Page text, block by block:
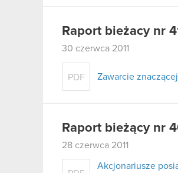
Raport bieżacy nr
30 czerwca 2011
PDF Zawarcie
Raport bieżący nr
28 czerwca 2011
Akcjonariusze